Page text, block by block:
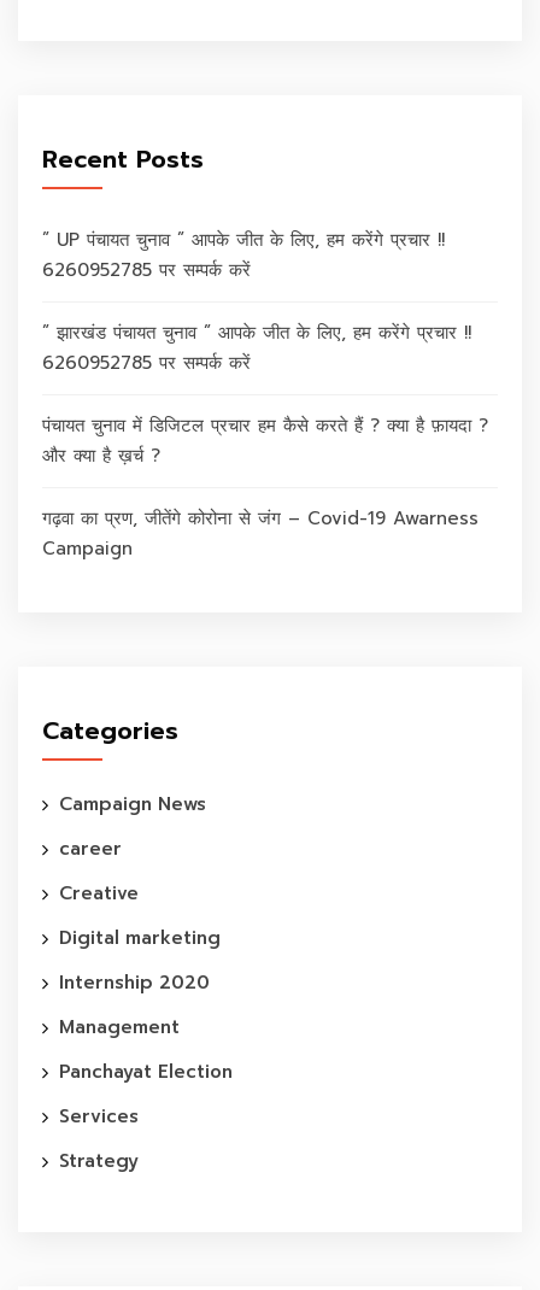
Recent Posts
” UP पंचायत चुनाव ” आपके जीत के लिए, हम करेंगे प्रचार !!
6260952785 पर सम्पर्क करें
” झारखंड पंचायत चुनाव ” आपके जीत के लिए, हम करेंगे प्रचार !!
6260952785 पर सम्पर्क करें
पंचायत चुनाव में डिजिटल प्रचार हम कैसे करते हैं ? क्या है फ़ायदा ?
और क्या है ख़र्च ?
गढ़वा का प्रण, जीतेंगे कोरोना से जंग – Covid-19 Awarness
Campaign
Categories
Campaign News
career
Creative
Digital marketing
Internship 2020
Management
Panchayat Election
Services
Strategy